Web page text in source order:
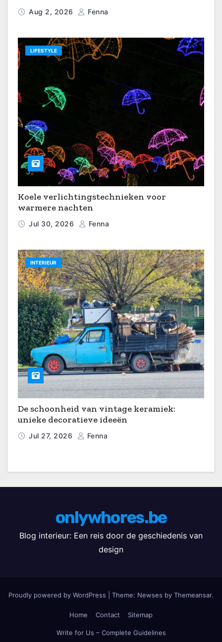
Aug 2, 2026 Fenna
LIFESTYLE
Koele verlichtingstechnieken voor
warmere nachten
Jul 30, 2026 Fenna
INTERIEUR
De schoonheid van vintage keramiek:
unieke decoratieve ideeën
Jul 27, 2026 Fenna
onlywhores.be
Blog interieur: Een reis door de geschiedenis van
design
Proudly powered by WordPress Theme: Newses by Themeansar.
Home Contact Sitemap
Write for Us – Complete Guidelines